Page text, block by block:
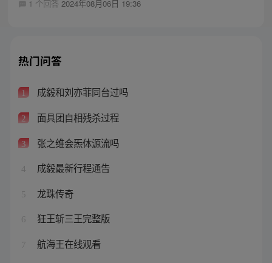
1 个回答 2024年08月06日 19:36
热门问答
1 成毅和刘亦菲同台过吗
2 面具团自相残杀过程
3 张之维会炁体源流吗
4 成毅最新行程通告
5 龙珠传奇
6 狂王斩三王完整版
7 航海王在线观看